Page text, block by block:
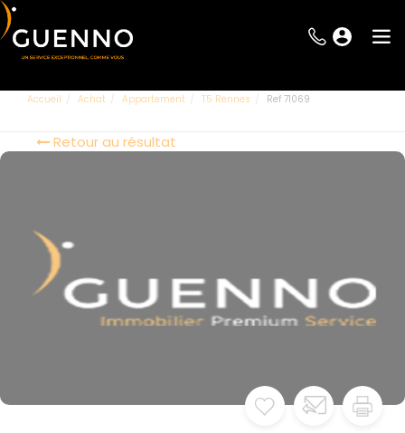
Accueil Achat Appartement T5 Rennes Ref 71069
Retour au résultat